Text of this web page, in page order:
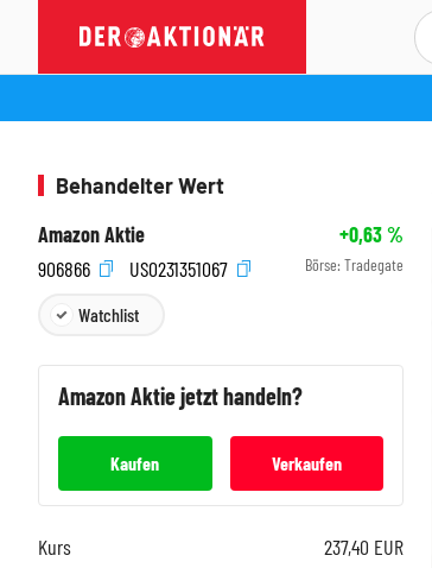
Behandelter Wert
Amazon Aktie
+0,63%
906866
US0231351067 Börse: Tradegate
Watchlist
AmazonAktie jetzt handeln?
Kaufen Verkaufen
Kurs 237,40 EUR